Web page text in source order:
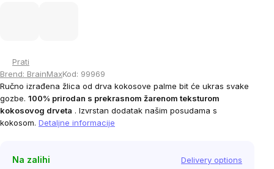
Prati
Brend: BrainMaxKod: 99969
Ručno izrađena žlica od drva kokosove palme bit će ukras svake
gozbe. 100% prirodan s prekrasnom žarenom teksturom
kokosovog drveta . Izvrstan dodatak našim posudama s
kokosom. Detaljne informacije
Na zalihi Delivery options